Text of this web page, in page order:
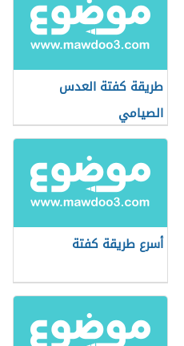
طريقة كفتة العدس
الصيامي
أسرع طريقة كفتة